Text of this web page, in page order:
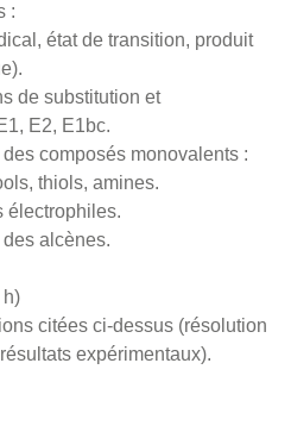
:
état de transition, produit
de substitution et
E2, E1bc.
composés monovalents :
thiols, amines.
électrophiles.
alcènes.
h)
citées ci-dessus (résolution
expérimentaux).